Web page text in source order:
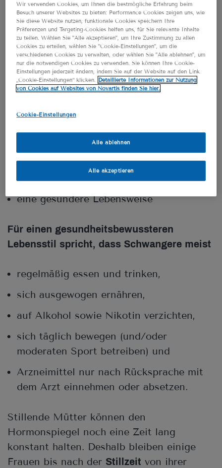
Hormonewährend der Periode auftreten.
Zudem bemerken werdende Mütter, die
von derMigräne ohne Aurabetroffen sind,
oft Verbesserungen. Woran das liegt, ist
noch nicht vollständig erforscht.Folgende
Punkte spielen wahrscheinlich eine Rolle:
ein konstant hoher Spiegel der
Östrogen und Progesteron
eine veränderte Konzentration der
Botenstoffe Serotonin und Endorphine
eine gesündere Lebensweise
Für einen gesundheitsbewussteren
Lebensstil spricht, dass Schwangere meist
regelmäßig essen und trinken,
sich ausgewogen ernähren,
auf Alkohol sowie Nikotin verzichten,
sich täglich bewegen (und/oder
moderaten Sport betreiben) und
Arzneimittel nur nach Rücksprache mit
dem Arzt einnehmen oder absetzen.
Stillende Mütter können den
Hormonspiegel noch eine Zeit lang
konstant halten. Deshalb bleiben einige
Frauen bis nach der Stillzeit von ihrer
Wir verwenden Cookies, um Ihnen die bestmögliche Erfahrung beim
Besuch unserer Websites zu bieten: Performance Cookies zeigen uns, wie
Sie diese Website nutzen, funktionale Cookies speichern Ihre
Präferenzen und Targeting-Cookies helfen uns, für Sie relevante Inhalte
zu teilen. Wählen Sie "Alle akzeptieren", um Ihre Zustimmung zu allen
Cookies zu erteilen, wählen Sie "Cookie-Einstellungen", um die
verschiedenen Cookies zu verwalten, oder wählen Sie "Alle ablehnen", um
nur die notwendigen Cookies zu verwenden. Sie können Ihre Cookie-
Einstellungen jederzeit ändern, indem Sie auf der Website auf den Link
„Cookie-Einstellungen“ klicken. Detaillierte Informationen zur Nutzung
von Cookies auf Websites von Novartis finden Sie hier.
Cookie-Einstellungen
Alle ablehnen
Alle akzeptieren